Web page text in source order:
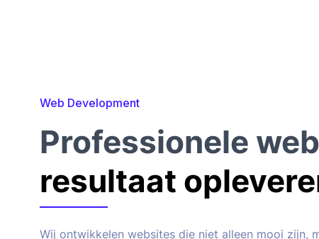
Web Development
Professionele
resultaat
Wij ontwikkelen websites die niet alleen mooi zijn,